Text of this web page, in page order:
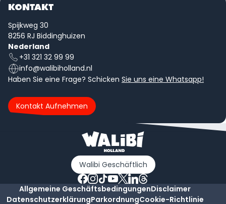
KONTAKT
Spijkweg 30
8256 RJ Biddinghuizen
Nederland
+31 321 32 99 99
info@walibiholland.nl
Haben Sie eine Frage? Schicken Sie uns eine Whatsapp!
Kontakt Aufnehmen
Walibi Geschäftlich
Allgemeine GeschäftsbedingungenDisclaimer
DatenschutzerklärungParkordnungCookie-Richtlinie